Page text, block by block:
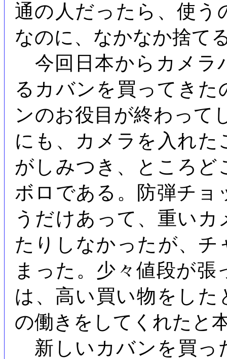
通の人だったら、使う
なのに、なかなか捨て
今回日本からカメラ
るカバンを買ってき
ンのお役目が終わって
にも、カメラを入れ
がしみつき、ところ
ボロである。防弾チョ
うだけあって、重い
たりしなかったが、
まった。少々値段が
は、高い買い物をし
の働きをしてくれたと
新しいカバンを買っ